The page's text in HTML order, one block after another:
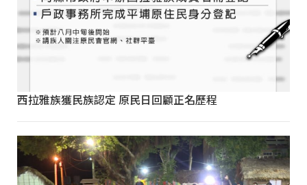
西拉雅族獲民族認定 原民日回顧正名歷程